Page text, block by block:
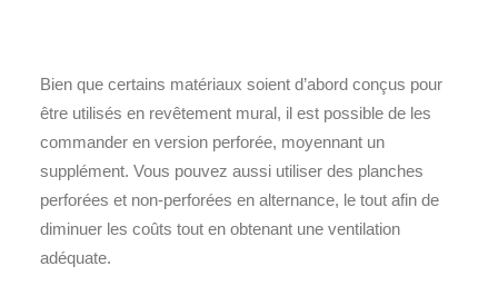
Bien que certains matériaux soient d’abord conçus pour
être utilisés en revêtement mural, il est possible de les
commander en version perforée, moyennant un
supplément. Vous pouvez aussi utiliser des planches
perforées et non-perforées en alternance, le tout afin de
diminuer les coûts tout en obtenant une ventilation
adéquate.